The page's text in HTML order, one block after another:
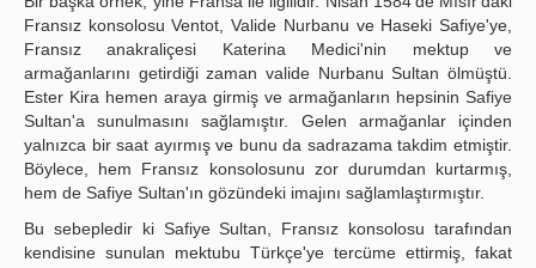
Fransız konsolosu Ventot, Valide Nurbanu ve Haseki Safiye'ye,
Fransız anakraliçesi Katerina Medici'nin mektup ve
armağanlarını getirdiği zaman valide Nurbanu Sultan ölmüştü.
Ester Kira hemen araya girmiş ve armağanların hepsinin Safiye
Sultan'a sunulmasını sağlamıştır. Gelen armağanlar içinden
yalnızca bir saat ayırmış ve bunu da sadrazama takdim etmiştir.
Böylece, hem Fransız konsolosunu zor durumdan kurtarmış,
hem de Safiye Sultan'ın gözündeki imajını sağlamlaştırmıştır.
Bu sebepledir ki Safiye Sultan, Fransız konsolosu tarafından
kendisine sunulan mektubu Türkçe'ye tercüme ettirmiş, fakat